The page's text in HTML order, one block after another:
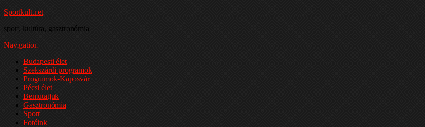
Sportkult.net
sport, kultúra, gasztronómia
Navigation
Budapesti élet
Szekszárdi programok
Programok-Kaposvár
Pécsi élet
Bemutatjuk
Gasztronómia
Sport
Fotóink